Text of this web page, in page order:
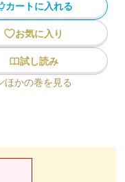
カートに入れる
お気に入り
試し読み
ほかの巻を見る